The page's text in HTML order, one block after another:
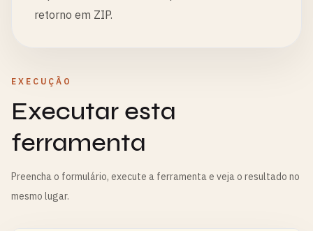
retorno em ZIP.
EXECUÇÃO
Executar esta
ferramenta
Preencha o formulário, execute a ferramenta e veja o resultado no
mesmo lugar.